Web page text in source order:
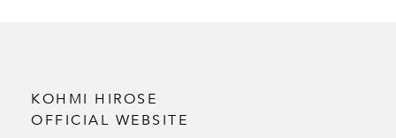
KOHMI HIROSE
OFFICIAL WEBSITE